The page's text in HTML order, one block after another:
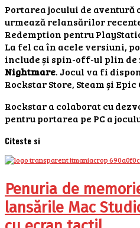
Portarea jocului de aventură
urmează relansărilor
Redemption pentru
La fel ca în acele versiuni,
include și spin-off-ul plin de
Nightmare. Jocul va fi
Rockstar Store, Steam și Epic
Rockstar a colaborat cu
pentru portarea pe PC a
Citeste si
Penuria de
lansările Mac